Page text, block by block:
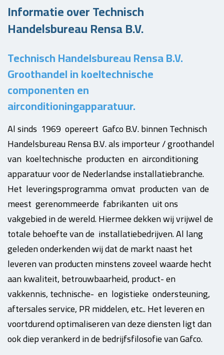
Informatie over Technisch
Handelsbureau Rensa B.V.
Technisch Handelsbureau Rensa B.V.
Groothandel in koeltechnische
componenten en
airconditioningapparatuur.
Al sinds 1969 opereert Gafco B.V. binnen Technisch
Handelsbureau Rensa B.V. als importeur / groothandel
van koeltechnische producten en airconditioning
apparatuur voor de Nederlandse installatiebranche.
Het leveringsprogramma omvat producten van de
meest gerenommeerde fabrikanten uit ons
vakgebied in de wereld. Hiermee dekken wij vrijwel de
totale behoefte van de installatiebedrijven. Al lang
geleden onderkenden wij dat de markt naast het
leveren van producten minstens zoveel waarde hecht
aan kwaliteit, betrouwbaarheid, product- en
vakkennis, technische- en logistieke ondersteuning,
aftersales service, PR middelen, etc.. Het leveren en
voortdurend optimaliseren van deze diensten ligt dan
ook diep verankerd in de bedrijfsfilosofie van Gafco.